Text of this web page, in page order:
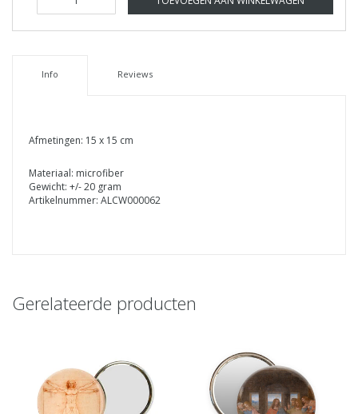
Info Reviews
Afmetingen: 15 x 15 cm
Materiaal: microfiber
Gewicht: +/- 20 gram
Artikelnummer: ALCW000062
Gerelateerde producten